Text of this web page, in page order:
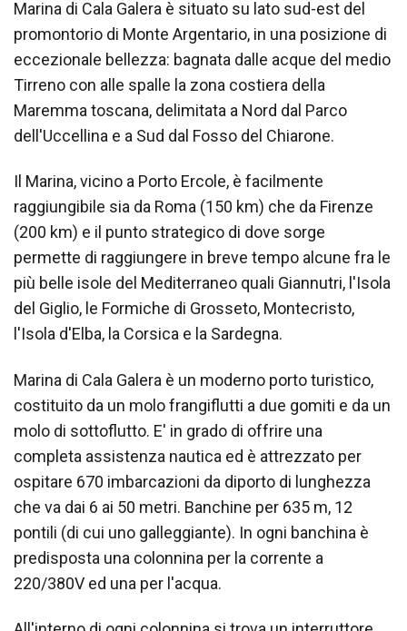
Marina di Cala Galera è situato su lato sud-est del
promontorio di Monte Argentario, in una posizione di
eccezionale bellezza: bagnata dalle acque del medio
Tirreno con alle spalle la zona costiera della
Maremma toscana, delimitata a Nord dal Parco
dell'Uccellina e a Sud dal Fosso del Chiarone.
Il Marina, vicino a Porto Ercole, è facilmente
raggiungibile sia da Roma (150 km) che da Firenze
(200 km) e il punto strategico di dove sorge
permette di raggiungere in breve tempo alcune fra le
più belle isole del Mediterraneo quali Giannutri, l'Isola
del Giglio, le Formiche di Grosseto, Montecristo,
l'Isola d'Elba, la Corsica e la Sardegna.
Marina di Cala Galera è un moderno porto turistico,
costituito da un molo frangiflutti a due gomiti e da un
molo di sottoflutto. E' in grado di offrire una
completa assistenza nautica ed è attrezzato per
ospitare 670 imbarcazioni da diporto di lunghezza
che va dai 6 ai 50 metri. Banchine per 635 m, 12
pontili (di cui uno galleggiante). In ogni banchina è
predisposta una colonnina per la corrente a
220/380V ed una per l'acqua.